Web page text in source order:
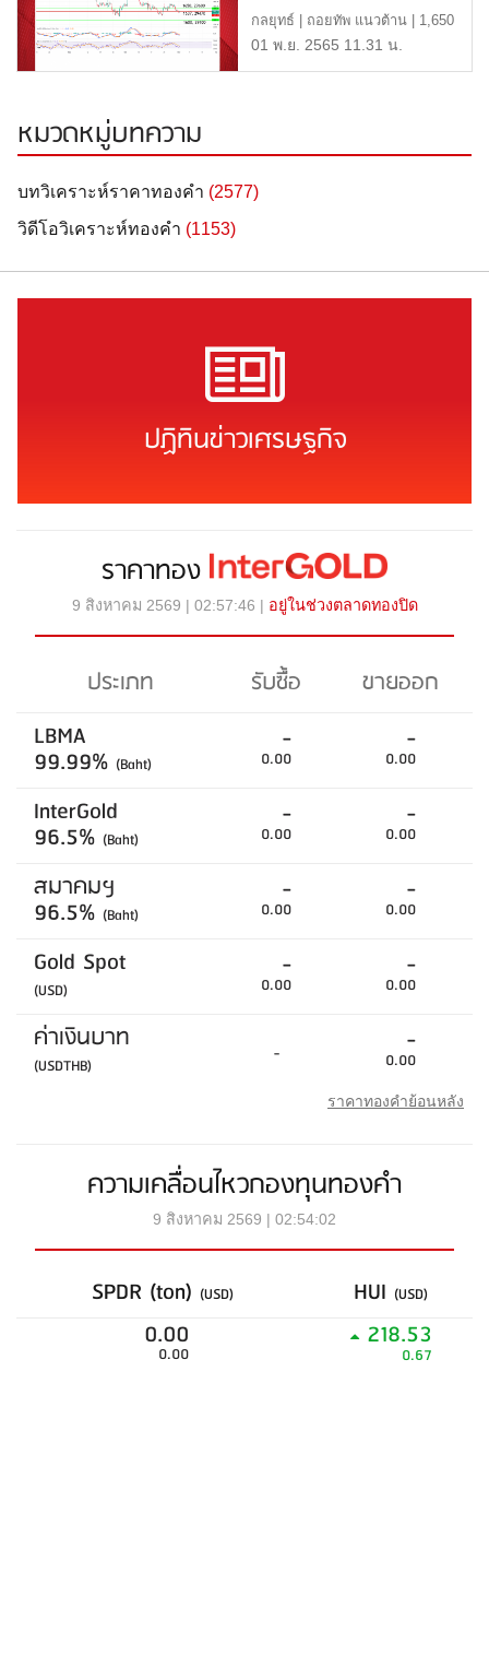
พฤศจิกายน 2565
กลยุทธ์ | ถอยทัพ แนวต้าน | 1,650
หรือ 29,600 บาท แนวรับ […]
01 พ.ย. 2565 11.31 น.
หมวดหมู่บทความ
บทวิเคราะห์ราคาทองคำ (2577)
วิดีโอวิเคราะห์ทองคำ (1153)
ปฏิทินข่าวเศรษฐกิจ
ราคาทอง
9 สิงหาคม 2569 | 02:57:46 | อยู่ในช่วงตลาดทองปิด
ประเภท รับซื้อ
ขายออก
LBMA
99.99% (Baht)
-
0.00
-
0.00
InterGold
96.5% (Baht)
-
0.00
-
0.00
สมาคมฯ
96.5% (Baht)
-
0.00
-
0.00
Gold Spot
(USD)
-
0.00
-
0.00
ค่าเงินบาท
(USDTHB) - -
0.00
ราคาทองคำย้อนหลัง
ความเคลื่อนไหวกองทุนทองคำ
9 สิงหาคม 2569 | 02:54:02
SPDR (ton) (USD) HUI (USD)
0.00
0.00
218.53
0.67